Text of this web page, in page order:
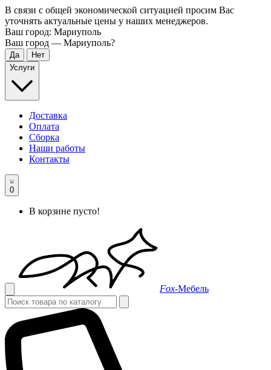
В связи с общей экономической ситуацией просим Вас
уточнять актуальные цены у наших менеджеров.
Ваш город: Мариуполь
Ваш город — Мариуполь?
Услуги
Доставка
Оплата
Сборка
Наши работы
Контакты
0
В корзине пусто!
Fox-Мебель